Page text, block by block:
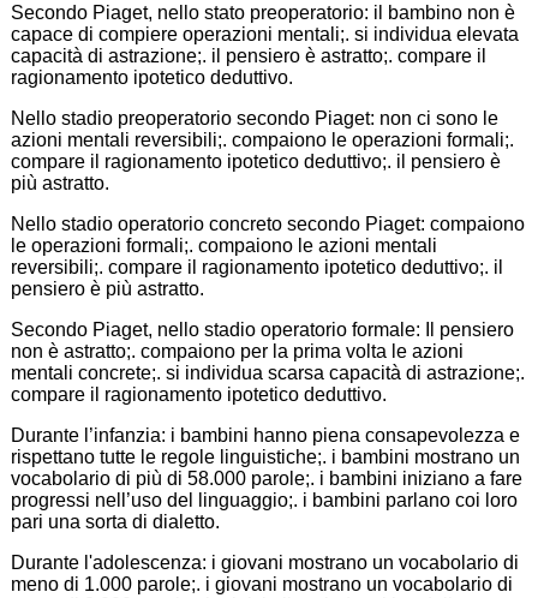
Secondo Piaget, nello stato preoperatorio: il bambino non è
capace di compiere operazioni mentali;. si individua elevata
capacità di astrazione;. il pensiero è astratto;. compare il
ragionamento ipotetico deduttivo.
Nello stadio preoperatorio secondo Piaget: non ci sono le
azioni mentali reversibili;. compaiono le operazioni formali;.
compare il ragionamento ipotetico deduttivo;. il pensiero è
più astratto.
Nello stadio operatorio concreto secondo Piaget: compaiono
le operazioni formali;. compaiono le azioni mentali
reversibili;. compare il ragionamento ipotetico deduttivo;. il
pensiero è più astratto.
Secondo Piaget, nello stadio operatorio formale: Il pensiero
non è astratto;. compaiono per la prima volta le azioni
mentali concrete;. si individua scarsa capacità di astrazione;.
compare il ragionamento ipotetico deduttivo.
Durante l’infanzia: i bambini hanno piena consapevolezza e
rispettano tutte le regole linguistiche;. i bambini mostrano un
vocabolario di più di 58.000 parole;. i bambini iniziano a fare
progressi nell’uso del linguaggio;. i bambini parlano coi loro
pari una sorta di dialetto.
Durante l'adolescenza: i giovani mostrano un vocabolario di
meno di 1.000 parole;. i giovani mostrano un vocabolario di